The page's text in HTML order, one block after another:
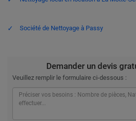
Société de Nettoyage à Passy
Demander un devis
Veuillez remplir le formulaire ci-dessous :